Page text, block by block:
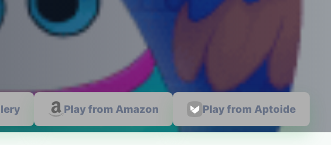
Play from Amazon Play from Aptoide